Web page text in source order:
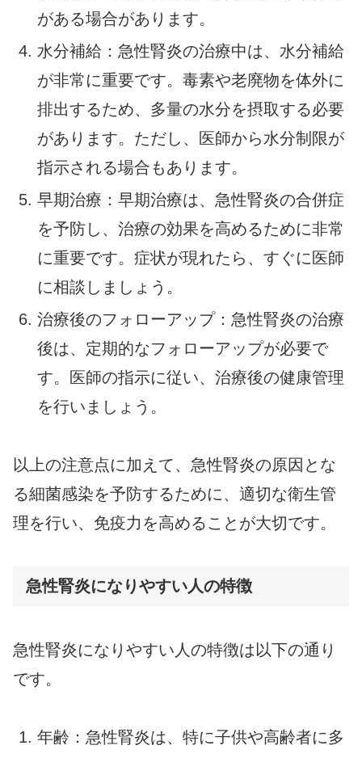
がある場合があります。
水分補給：急性腎炎の治療中は、水分補給
が非常に重要です。毒素や老廃物を体外に
排出するため、多量の水分を摂取する必要
があります。ただし、医師から水分制限が
指示される場合もあります。
早期治療：早期治療は、急性腎炎の合併症
を予防し、治療の効果を高めるために非常
に重要です。症状が現れたら、すぐに医師
に相談しましょう。
治療後のフォローアップ：急性腎炎の治療
後は、定期的なフォローアップが必要で
す。医師の指示に従い、治療後の健康管理
を行いましょう。
以上の注意点に加えて、急性腎炎の原因とな
る細菌感染を予防するために、適切な衛生管
理を行い、免疫力を高めることが大切です。
急性腎炎になりやすい人の特徴
急性腎炎になりやすい人の特徴は以下の通り
です。
年齢：急性腎炎は、特に子供や高齢者に多